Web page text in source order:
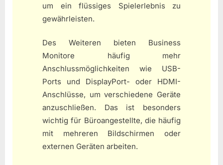
um ein flüssiges Spielerlebnis zu
gewährleisten.
Des Weiteren bieten Business
Monitore häufig mehr
Anschlussmöglichkeiten wie USB-
Ports und DisplayPort- oder HDMI-
Anschlüsse, um verschiedene Geräte
anzuschließen. Das ist besonders
wichtig für Büroangestellte, die häufig
mit mehreren Bildschirmen oder
externen Geräten arbeiten.